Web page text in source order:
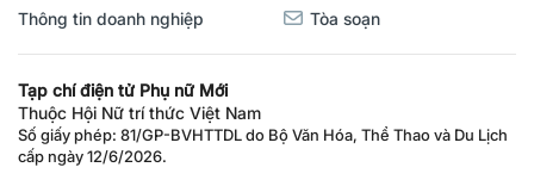
Thông tin doanh nghiệp Tòa soạn
Tạp chí điện tử Phụ nữ Mới
Thuộc Hội Nữ trí thức Việt Nam
Số giấy phép: 81/GP-BVHTTDL do Bộ Văn Hóa, Thể Thao và Du Lịch
cấp ngày 12/6/2026.